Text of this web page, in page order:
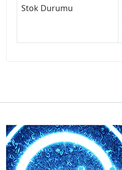
Stok Durumu